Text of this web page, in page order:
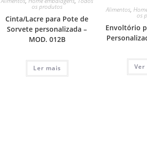
os produtos
Cinta/Lacre para Pote de
Sorvete personalizada –
MOD. 012B
Ler mais
Alimentos,
os
Envoltório
Ver